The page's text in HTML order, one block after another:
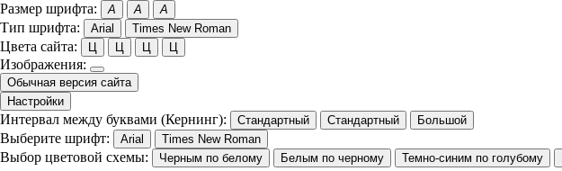
Размер шрифта: A A A
Тип шрифта: Arial Times New Roman
Цвета сайта: Ц Ц Ц Ц
Изображения:
Обычная версия сайта
Настройки
Интервал между буквами (Кернинг): Стандартный Стандартный Большой
Выберите шрифт: Arial Times New Roman
Выбор цветовой схемы: Черным по белому Белым по черному Темно-синим по голубому